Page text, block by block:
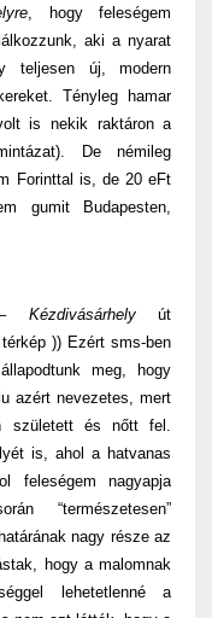
, hogy feleségem
aki a nyarat
teljesen új, modern
Tényleg hamar
is nekik raktáron a
De némileg
Forinttal is, de 20 eFt
gumit Budapesten,
Kézdivásárhelyút
)) Ezért sms-ben
meg, hogy
azért nevezetes, mert
született és nőtt fel.
is, ahol a hatvanas
feleségem nagyapja
“természetesen”
nagy része az
hogy a malomnak
lehetetlenné a